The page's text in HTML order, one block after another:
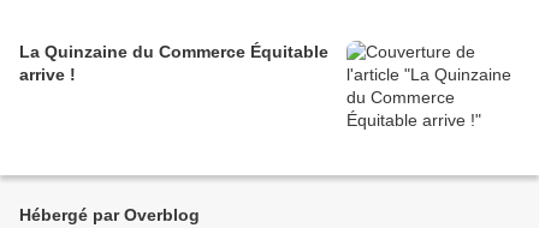
La Quinzaine du Commerce Équitable
arrive !
Hébergé par Overblog